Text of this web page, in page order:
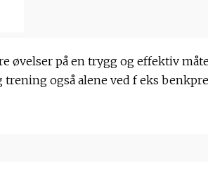
øvelser på en trygg og effektiv
også alene ved f eks